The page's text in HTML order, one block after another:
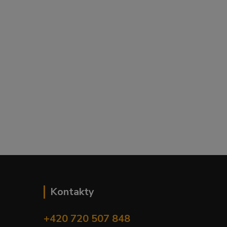
Kontakty
+420 720 507 848